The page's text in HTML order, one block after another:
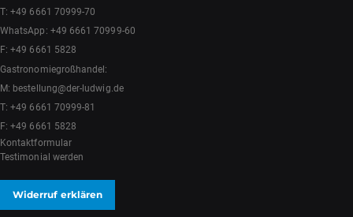
T:+49 6661 70999-70
WhatsApp: +49 6661 70999-60
F: +49 6661 5828
Gastronomiegroßhandel:
M: bestellung@der-ludwig.de
T:+49 6661 70999-81
F: +49 6661 5828
Kontaktformular
Testimonial werden
Widerruf erklären